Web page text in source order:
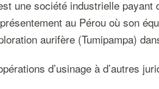
une société industrielle
au Pérou où son
aurifère (Tumipampa)
d’usinage à d’autres